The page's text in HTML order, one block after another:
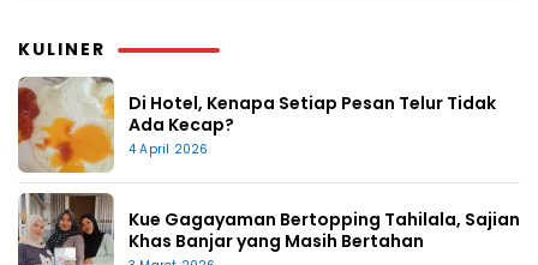
KULINER
Di Hotel, Kenapa Setiap Pesan Telur Tidak
Ada Kecap?
4 April 2026
Kue Gagayaman Bertopping Tahilala, Sajian
Khas Banjar yang Masih Bertahan